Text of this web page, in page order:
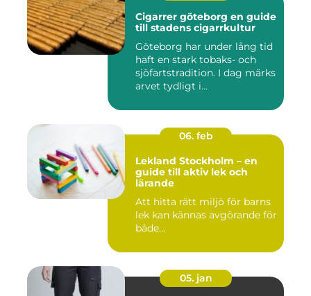
Cigarrer göteborg en guide
till stadens cigarrkultur
Göteborg har under lång tid
haft en stark tobaks- och
sjöfartstradition. I dag märks
arvet tydligt i...
06. feb
Lekland Stockholm – en
guide till aktiv lek och
lärande
Att hitta rätt miljö för barns
lek kan kännas avgörande för
både...
05. jan